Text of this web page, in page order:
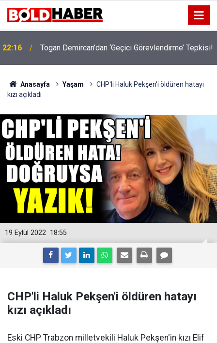
19:32 Sıcak Havalarda Ödem Şikayetini Hafife Almayın!
Anasayfa Yaşam
CHP'li Haluk Pekşen'i öldüren hatayı
kızı açıkladı
18:55
19 Eylül 2022
CHP'li Haluk Pekşen'i öldüren hatayı
kızı açıkladı
Eski CHP Trabzon milletvekili Haluk Pekşen'in kızı Elif